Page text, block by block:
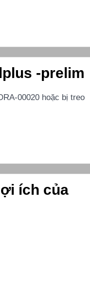
-prelim
00020 hoặc bị treo
ích của